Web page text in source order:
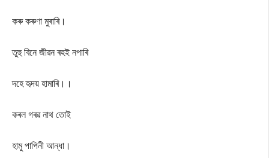
কৰু কৰুণা মুৰাৰি।
তুহু বিনে জীৱন ৰহই নপাৰি
দহে হৃদয় হামাৰি।।
কৰল গৰৱ নাথ তোই
হামু পাপিনী আন্ধা।